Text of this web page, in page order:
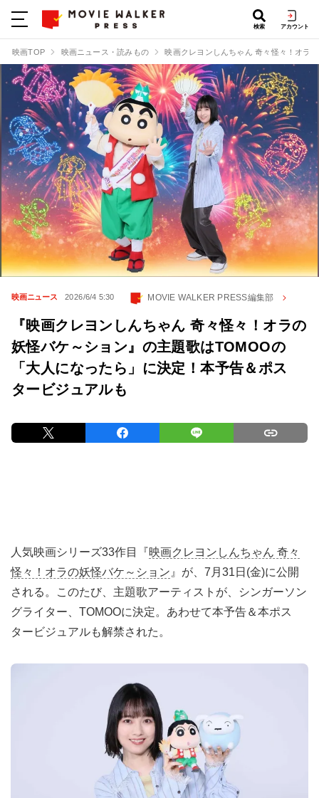
検索 アカウント
映画TOP 映画ニュース・読みもの 映画クレヨンしんちゃん 奇々怪々！オラ
映画ニュース 2026/6/4 5:30 MOVIE WALKER PRESS編集部
『映画クレヨンしんちゃん 奇々怪々！オラの
妖怪バケ～ション』の主題歌はTOMOOの
「大人になったら」に決定！本予告＆ポス
タービジュアルも
人気映画シリーズ33作目『映画クレヨンしんちゃん 奇々
怪々！オラの妖怪バケ～ション 』が、7月31日(金)に公開
される。このたび、主題歌アーティストが、シンガーソン
グライター、TOMOOに決定。あわせて本予告＆本ポス
タービジュアルも解禁された。